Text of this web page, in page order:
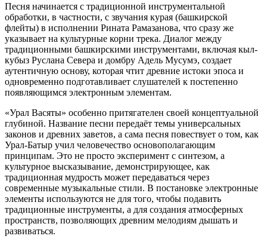
Песня начинается с традиционной инструментальной
обработки, в частности, с звучания курая (башкирской
флейты) в исполнении Рината Рамазанова, что сразу же
указывает на культурные корни трека. Диалог между
традиционными башкирскими инструментами, включая кыл-
кубыз Руслана Севера и домбру Адель Мусумэ, создает
аутентичную основу, которая чтит древние истоки эпоса и
одновременно подготавливает слушателей к постепенно
появляющимся электронным элементам.
«Урал Васяты» особенно притягателен своей концептуальной
глубиной. Название песни передаёт темы универсальных
законов и древних заветов, а сама песня повествует о том, как
Урал-Батыр учил человечество основополагающим
принципам. Это не просто эксперимент с синтезом, а
культурное высказывание, демонстрирующее, как
традиционная мудрость может передаваться через
современные музыкальные стили. В постановке электронные
элементы используются не для того, чтобы подавить
традиционные инструменты, а для создания атмосферных
пространств, позволяющих древним мелодиям дышать и
развиваться.